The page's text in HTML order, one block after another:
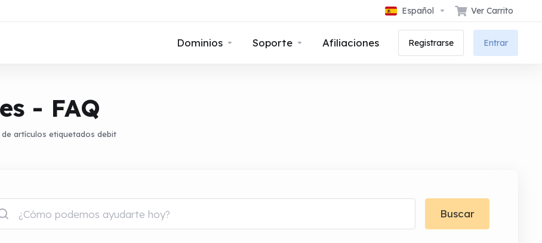
Español Ver Carrito
Dominios Soporte Afiliaciones Registrarse Entrar
- FAQ
de artículos etiquetados debit
Buscar